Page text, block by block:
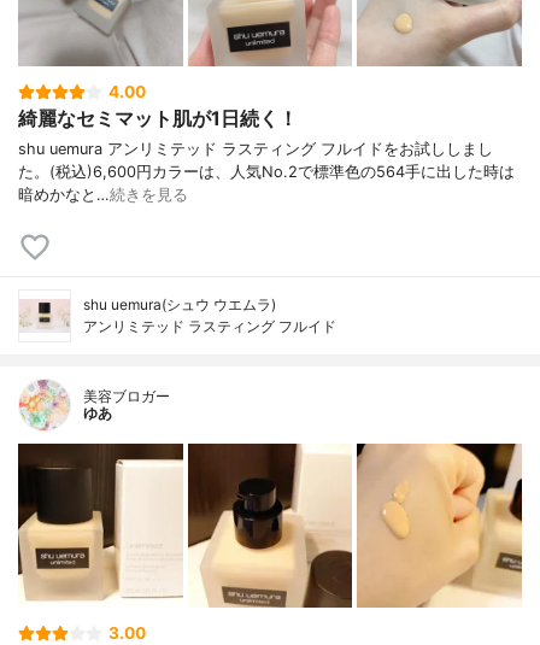
4.00
綺麗なセミマット肌が1日続く！
shu uemura アンリミテッド ラスティング フルイドをお試ししまし
た。(税込)6,600円カラーは、人気No.2で標準色の564手に出した時は
暗めかなと…続きを見る
shu uemura(シュウ ウエムラ)
アンリミテッド ラスティング フルイド
美容ブロガー
ゆあ
3.00